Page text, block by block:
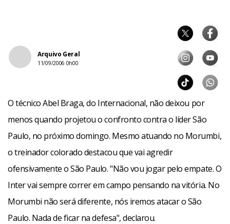
Arquivo Geral
11/09/2006 0h00
O técnico Abel Braga, do Internacional, não deixou por
menos quando projetou o confronto contra o líder São
Paulo, no próximo domingo. Mesmo atuando no Morumbi,
o treinador colorado destacou que vai agredir
ofensivamente o São Paulo. "Não vou jogar pelo empate. O
Inter vai sempre correr em campo pensando na vitória. No
Morumbi não será diferente, nós iremos atacar o São
Paulo. Nada de ficar na defesa", declarou.